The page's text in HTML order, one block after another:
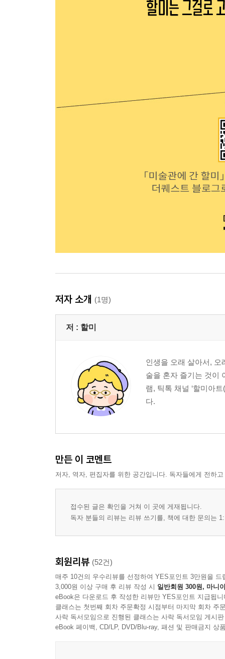
저자 소개 (1명)
저 : 할미
인생을 오래 살아서,
술을 혼자 즐기는 것이
램, 틱톡 채널 ‘할미아
다.
만든 이 코멘트
저자, 역자, 편집자를 위한 공간입니다. 독자들에게 전하
접수된 글은 확인을 거쳐 이 곳에 게재됩니다.
독자 분들의 리뷰는 리뷰 쓰기를, 책에 대한 문의는
회원리뷰 (52건)
매주 10건의 우수리뷰를 선정하여 YES포인트 3만원을 드
3,000원 이상 구매 후 리뷰 작성 시 일반회원 300원, 마니
eBook은 다운로드 후 작성한 리뷰만 YES포인트 지급됩니
클래스는 첫번째 회차 주문확정 시점부터 마지막 회차 주
사락 독서모임으로 진행된 클래스는 사락 독서모임 게시
eBook 페이백, CD/LP, DVD/Blu-ray, 패션 및 판매금지 상